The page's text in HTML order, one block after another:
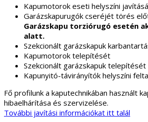
Kapumotorok eseti helyszíni
Garázskapurugók cseréjét törés
Garázskapu torziórugó esetén
alatt.
Szekcionált garázskapuk
Kapumotorok telepítését
Szekcionált garázskapuk telepítését
Kapunyitó-távirányítók helyszíni
Fő profilunk a kaputechnikában használt
hibaelhárítása és szervizelése.
További javítási információkat itt talál